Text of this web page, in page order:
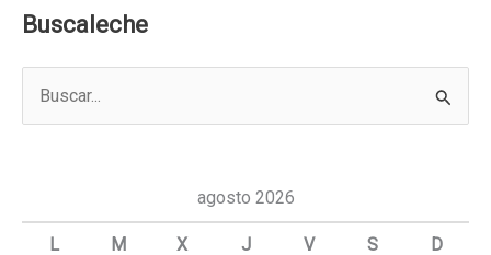
Buscaleche
a
agosto 2026
L M X J V S D